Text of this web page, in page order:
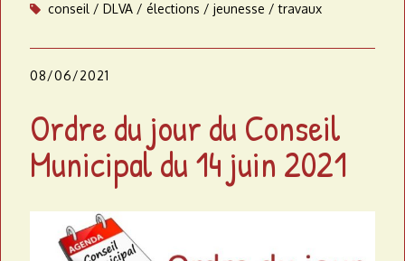
conseil
DLVA élections jeunesse travaux
08/06/2021
Ordre du jour du Conseil
Municipal du 14 juin 2021